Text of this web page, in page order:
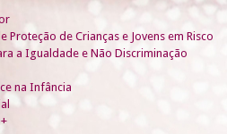
Proteção de Crianças e Jovens em Risco
a Igualdade e Não Discriminação
na Infância